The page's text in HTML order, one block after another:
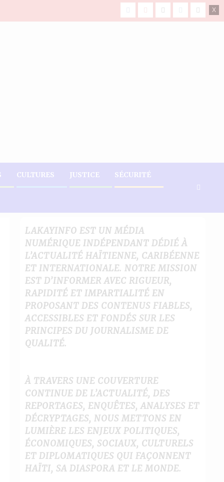
facebookYoutube
X Instagram
Tiktok
CULTURES JUSTICE SÉCURITÉ
LAKAYINFO EST UN MÉDIA
NUMÉRIQUE INDÉPENDANT DÉDIÉ À
L’ACTUALITÉ HAÏTIENNE, CARIBÉENNE
ET INTERNATIONALE. NOTRE MISSION
EST D’INFORMER AVEC RIGUEUR,
RAPIDITÉ ET IMPARTIALITÉ EN
PROPOSANT DES CONTENUS FIABLES,
ACCESSIBLES ET FONDÉS SUR LES
PRINCIPES DU JOURNALISME DE
QUALITÉ.
À TRAVERS UNE COUVERTURE
CONTINUE DE L’ACTUALITÉ, DES
REPORTAGES, ENQUÊTES, ANALYSES ET
DÉCRYPTAGES, NOUS METTONS EN
LUMIÈRE LES ENJEUX POLITIQUES,
ÉCONOMIQUES, SOCIAUX, CULTURELS
ET DIPLOMATIQUES QUI FAÇONNENT
HAÏTI, SA DIASPORA ET LE MONDE.